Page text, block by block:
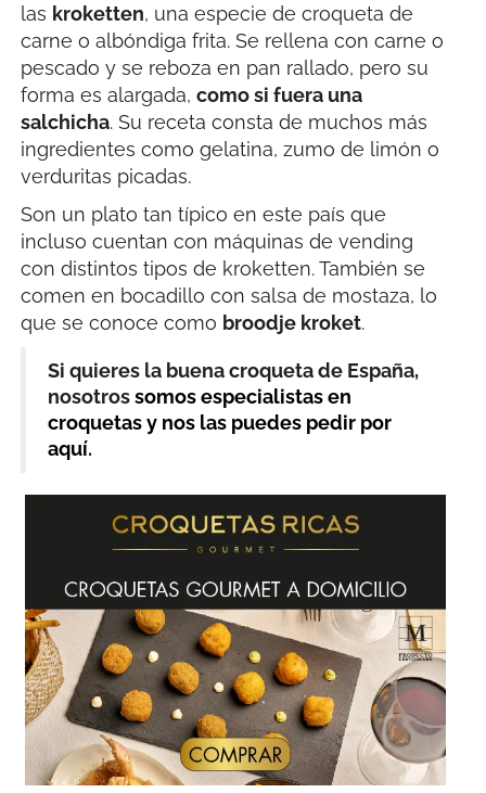
las kroketten, una especie de croqueta de
carne o albóndiga frita. Se rellena con carne o
pescado y se reboza en pan rallado, pero su
forma es alargada,como si fuera una
salchicha. Su receta consta de muchos más
ingredientes como gelatina, zumo de limón o
verduritas picadas.
Son un plato tan típico en este país que
incluso cuentan con máquinas de vending
con distintos tipos de kroketten. También se
comen en bocadillo con salsa de mostaza, lo
que se conoce como broodje kroket.
Si quieres la buena croqueta de España,
nosotrossomos especialistas en
croquetas y nos las puedes pedir por
aquí.